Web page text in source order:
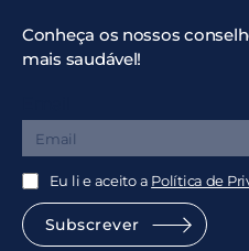
Conheça os nossos
mais saudável!
Eu li e aceito a Política de
Subscrever